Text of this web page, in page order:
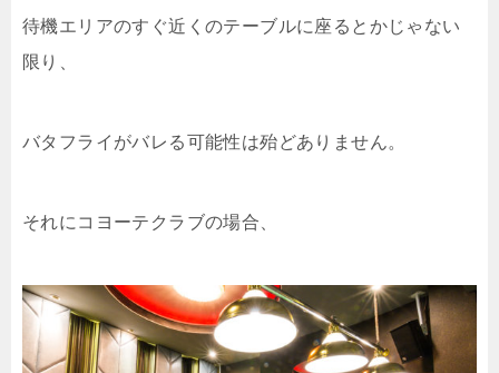
待機エリアのすぐ近くのテーブルに座るとかじゃない
限り、
バタフライがバレる可能性は殆どありません。
それにコヨーテクラブの場合、